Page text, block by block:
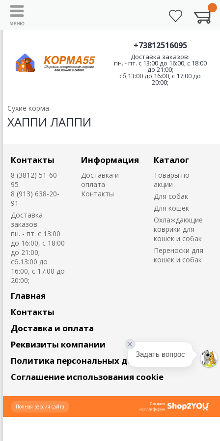
+73812516095
Доставка заказов:
пн. - пт. с 13:00 до 16:00, с 18:00
до 21:00;
сб.13:00 до 16:00, с 17:00 до
20:00;
Сухие корма
ХАППИ ЛАППИ
Контакты
8 (3812) 51-60-
95
8 (913) 638-20-
91
Доставка
заказов:
пн. - пт. с 13:00
до 16:00, с 18:00
до 21:00;
сб.13:00 до
16:00, с 17:00 до
20:00;
Информация
Доставка и
оплата
Контакты
Каталог
Товары по
акции
Для собак
Для кошек
Охлаждающие
коврики для
кошек и собак
Переноски для
кошек и собак
Главная
Контакты
Доставка и оплата
Реквизиты компании
Политика персональных данных
Соглашение использования cookie
Создано
на платформе
Полная версия сайта
Задать вопрос